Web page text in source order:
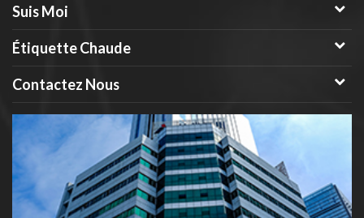
vous intéresse, n'hésitez pas à
nous contacter, nous ferons un
tailleur sur mesure pour faire
correspondre vos produits.
Suis Moi
Étiquette Chaude
Contactez Nous